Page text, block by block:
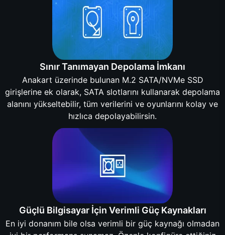
Sınır Tanımayan Depolama İmkanı
Anakart üzerinde bulunan M.2 SATA/NVMe SSD
girişlerine ek olarak, SATA slotlarını kullanarak depolama
alanını yükseltebilir, tüm verilerini ve oyunlarını kolay ve
hızlıca depolayabilirsin.
Güçlü Bilgisayar İçin Verimli Güç Kaynakları
En iyi donanım bile olsa verimli bir güç kaynağı olmadan